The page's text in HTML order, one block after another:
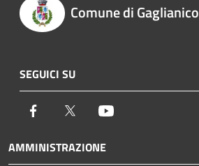
Comune di Gaglianico
SEGUICI SU
Facebook Twitter
AMMINISTRAZIONE